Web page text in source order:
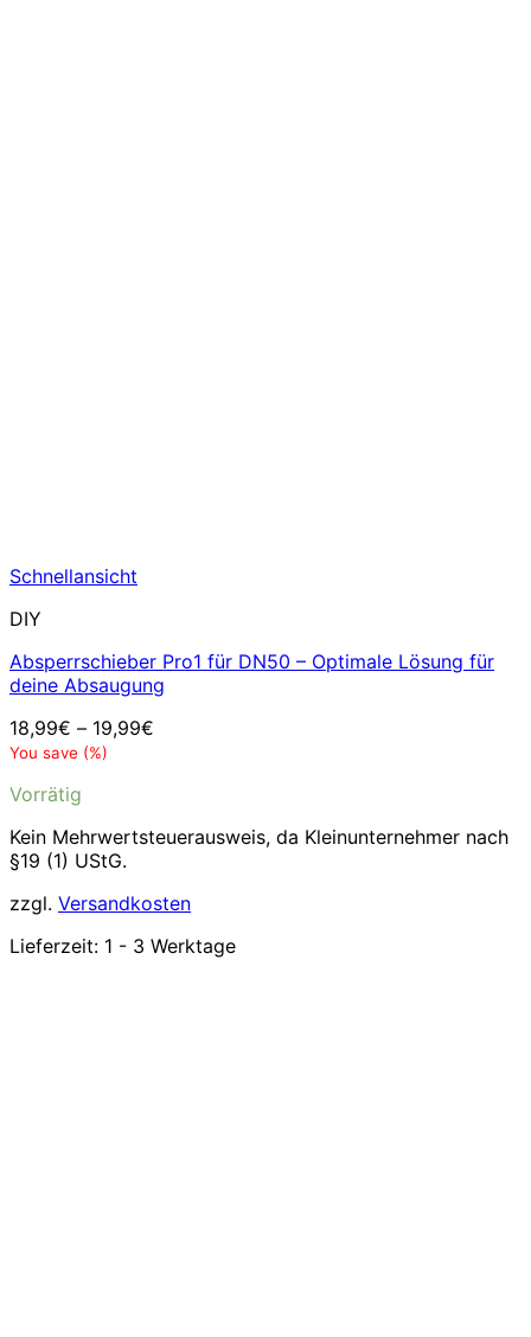
Schnellansicht
DIY
Absperrschieber Pro1 für DN50 – Optimale Lösung für
deine Absaugung
18,99€ – 19,99€
You save (%)
Vorrätig
Kein Mehrwertsteuerausweis, da Kleinunternehmer nach
§19 (1) UStG.
zzgl. Versandkosten
Lieferzeit: 1 - 3 Werktage